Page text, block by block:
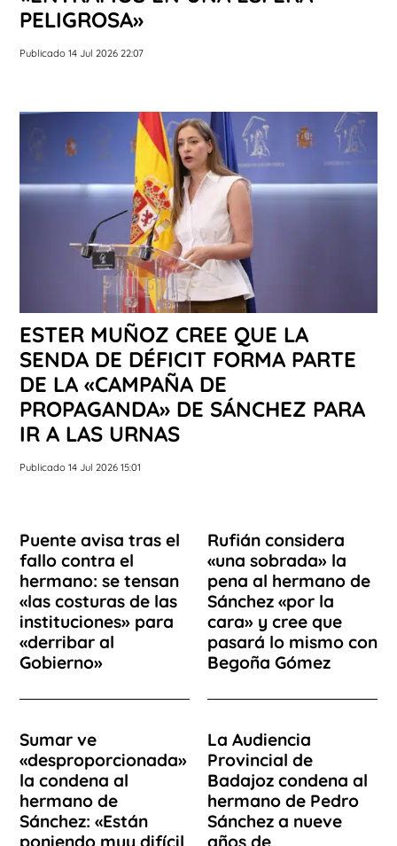
PELIGROSA»
Publicado 14 Jul 2026 22:07
ESTER MUÑOZ CREE QUE LA
SENDA DE DÉFICIT FORMA PARTE
DE LA «CAMPAÑA DE
PROPAGANDA» DE SÁNCHEZ PARA
IR A LAS URNAS
Publicado 14 Jul 2026 15:01
Puente avisa tras el
fallo contra el
hermano: se tensan
«las costuras de las
instituciones» para
«derribar al
Gobierno»
Rufián considera
«una sobrada» la
pena al hermano de
Sánchez «por la
cara» y cree que
pasará lo mismo con
Begoña Gómez
Sumar ve
«desproporcionada»
la condena al
hermano de
Sánchez: «Están
La Audiencia
Provincial de
Badajoz condena al
hermano de Pedro
Sánchez a nueve